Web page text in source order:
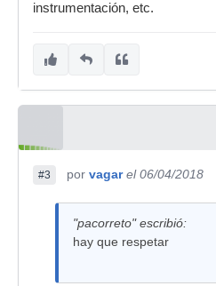
instrumentación, etc.
#3 por vagar el 06/04/2018
"pacorreto" escribió:
hay que respetar